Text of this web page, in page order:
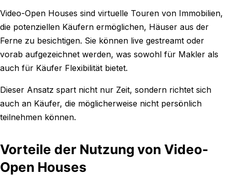
Video-Open Houses sind virtuelle Touren von Immobilien,
die potenziellen Käufern ermöglichen, Häuser aus der
Ferne zu besichtigen. Sie können live gestreamt oder
vorab aufgezeichnet werden, was sowohl für Makler als
auch für Käufer Flexibilität bietet.
Dieser Ansatz spart nicht nur Zeit, sondern richtet sich
auch an Käufer, die möglicherweise nicht persönlich
teilnehmen können.
Vorteile der Nutzung von Video-
Open Houses